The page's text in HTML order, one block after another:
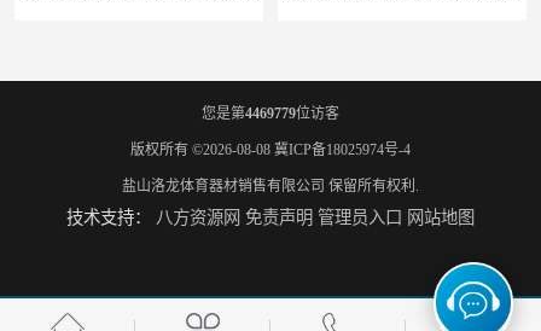
濮阳攀爬架价格 训练攀爬架 批发价格 宁德攀爬架参数 爬绳架 量大优惠
您是第4469779位访客
版权所有 ©2026-08-08 冀ICP备18025974号-4
盐山洛龙体育器材销售有限公司 保留所有权利.
技术支持： 八方资源网 免责声明 管理员入口 网站地图